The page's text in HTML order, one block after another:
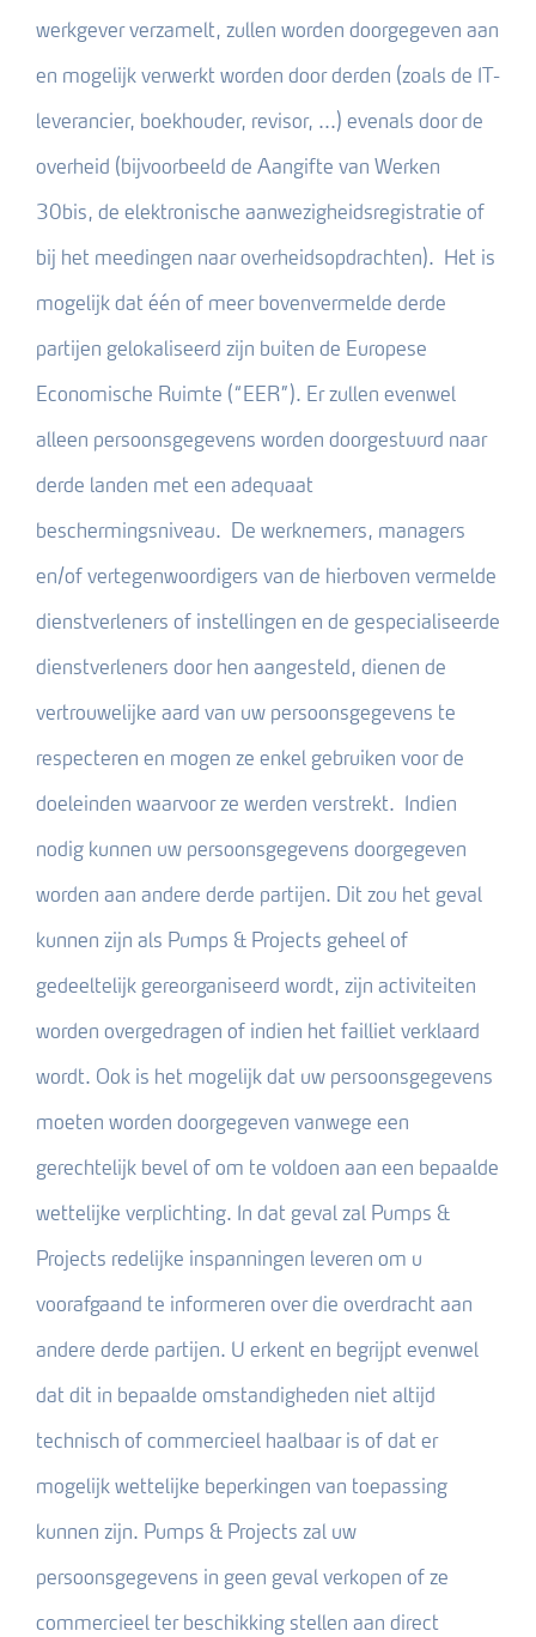
werkgever verzamelt, zullen worden doorgegeven aan
en mogelijk verwerkt worden door derden (zoals de IT-
leverancier, boekhouder, revisor, ...) evenals door de
overheid (bijvoorbeeld de Aangifte van Werken
30bis, de elektronische aanwezigheidsregistratie of
bij het meedingen naar overheidsopdrachten). Het is
mogelijk dat één of meer bovenvermelde derde
partijen gelokaliseerd zijn buiten de Europese
Economische Ruimte (“EER”). Er zullen evenwel
alleen persoonsgegevens worden doorgestuurd naar
derde landen met een adequaat
beschermingsniveau. De werknemers, managers
en/of vertegenwoordigers van de hierboven vermelde
dienstverleners of instellingen en de gespecialiseerde
dienstverleners door hen aangesteld, dienen de
vertrouwelijke aard van uw persoonsgegevens te
respecteren en mogen ze enkel gebruiken voor de
doeleinden waarvoor ze werden verstrekt. Indien
nodig kunnen uw persoonsgegevens doorgegeven
worden aan andere derde partijen. Dit zou het geval
kunnen zijn als Pumps & Projects geheel of
gedeeltelijk gereorganiseerd wordt, zijn activiteiten
worden overgedragen of indien het failliet verklaard
wordt. Ook is het mogelijk dat uw persoonsgegevens
moeten worden doorgegeven vanwege een
gerechtelijk bevel of om te voldoen aan een bepaalde
wettelijke verplichting. In dat geval zal Pumps &
Projects redelijke inspanningen leveren om u
voorafgaand te informeren over die overdracht aan
andere derde partijen. U erkent en begrijpt evenwel
dat dit in bepaalde omstandigheden niet altijd
technisch of commercieel haalbaar is of dat er
mogelijk wettelijke beperkingen van toepassing
kunnen zijn. Pumps & Projects zal uw
persoonsgegevens in geen geval verkopen of ze
commercieel ter beschikking stellen aan direct